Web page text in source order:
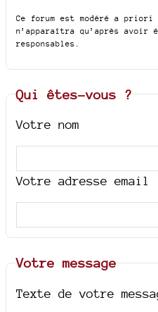
Ce forum est modéré a
n’apparaîtra qu’après avoir
responsables.
Qui êtes-vous ?
Votre nom
Votre adresse email
Votre message
Texte de votre